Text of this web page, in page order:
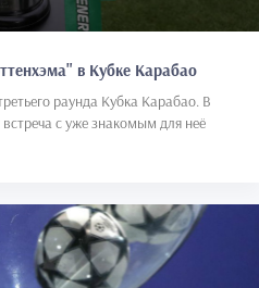
в Кубке Карабао
раунда Кубка Карабао. В
с уже знакомым для неё